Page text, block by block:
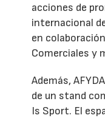
acciones de
internacional
en
Comerciales y
Además,
de un stand
Is Sport. El